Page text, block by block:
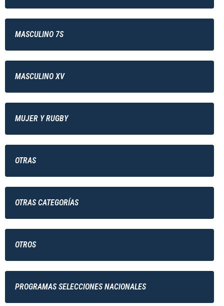
MASCULINO 7S
MASCULINO XV
MUJER Y RUGBY
OTRAS
OTRAS CATEGORÍAS
OTROS
PROGRAMAS SELECCIONES NACIONALES